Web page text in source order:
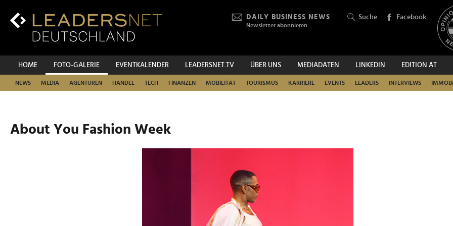
Inhalt
Hauptnavigation
DAILY BUSINESS NEWS
Newsletter abonnieren
Suche Facebook
HOME FOTO-GALERIE EVENTKALENDER LEADERSNET.TV ÜBER UNS MEDIADATEN LINKEDIN EDITION AT
NEWS MEDIA AGENTUREN HANDEL TECH FINANZEN MOBILITÄT TOURISMUS KARRIERE EVENTS LEADERS INTERVIEWS
SUCHEN
About You Fashion Week